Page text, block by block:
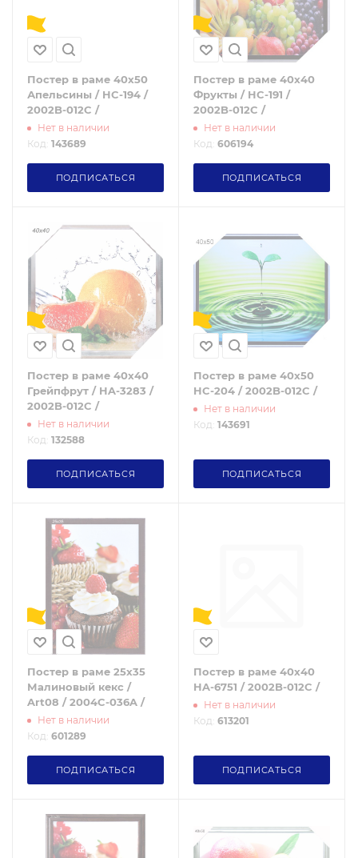
Постер в раме 40х50
Апельсины / HC-194 /
2002B-012C /
Нет в наличии
Код: 143689
ПОДПИСАТЬСЯ
Постер в раме 40х40
Фрукты / HC-191 /
2002B-012C /
Нет в наличии
Код: 606194
ПОДПИСАТЬСЯ
Постер в раме 40x40
Грейпфрут / HA-3283 /
2002B-012C /
Нет в наличии
Код: 132588
ПОДПИСАТЬСЯ
Постер в раме 40х50
HC-204 / 2002B-012C /
Нет в наличии
Код: 143691
ПОДПИСАТЬСЯ
Постер в раме 25х35
Малиновый кекс /
Art08 / 2004C-036A /
Нет в наличии
Код: 601289
ПОДПИСАТЬСЯ
Постер в раме 40х40
HA-6751 / 2002B-012C /
Нет в наличии
Код: 613201
ПОДПИСАТЬСЯ